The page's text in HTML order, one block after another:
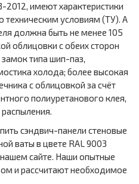
2012, имеют характеристики
техническим условиям (ТУ). А
должна быть не менее 105
облицовки с обеих сторон
типа шип-паз,
холода; более высокая
с облицовкой за счёт
полиуретанового клея,
сэндвич-панели стеновые
ваты в цвете RAL 9003
сайте. Наши опытные
и рассчитают необходимое